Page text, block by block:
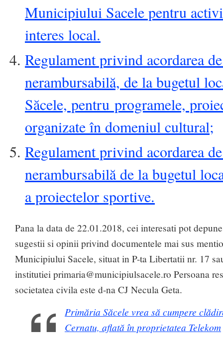
Municipiului Sacele pentru
interes local.
Regulament privind acordarea
nerambursabilă, de la bugetul
Săcele, pentru programele,
organizate în domeniul cultural;
Regulament privind acordarea
nerambursabilă de la bugetul
a proiectelor sportive.
Pana la data de 22.01.2018, cei interesati pot
sugestii si opinii privind documentele mai sus
Municipiului Sacele, situat in P-ta Libertatii nr. 17
institutiei primaria@municipiulsacele.ro Persoana
societatea civila este d-na CJ Necula Geta.
Primăria Săcele vrea să cumpere
Cernatu, aflată în proprietatea Telekom